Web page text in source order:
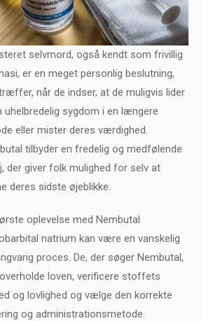
selvmord, også kendt som frivillig
er en meget personlig beslutning,
når de indser, at de muligvis lider
uhelbredelig sygdom i en længere
eller mister deres værdighed.
tilbyder en fredelig og medfølende
der giver folk mulighed for selv at
deres sidste øjeblikke.
oplevelse med Nembutal
natrium kan være en vanskelig
proces. De, der søger Nembutal,
loven, verificere stoffets
og lovlighed og vælge den korrekte
og administrationsmetode.